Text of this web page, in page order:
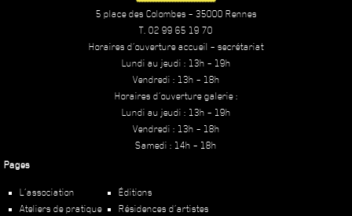
5 place des Colombes – 35000 Rennes
T. 02 99 65 19 70
Horaires d’ouverture accueil – secrétariat
Lundi au jeudi : 13h – 19h
Vendredi : 13h – 18h
Horaires d’ouverture galerie :
Lundi au jeudi : 13h – 19h
Vendredi : 13h – 18h
Samedi : 14h – 18h
Pages
L’association
Ateliers de pratique
Éditions
Résidences d’artistes